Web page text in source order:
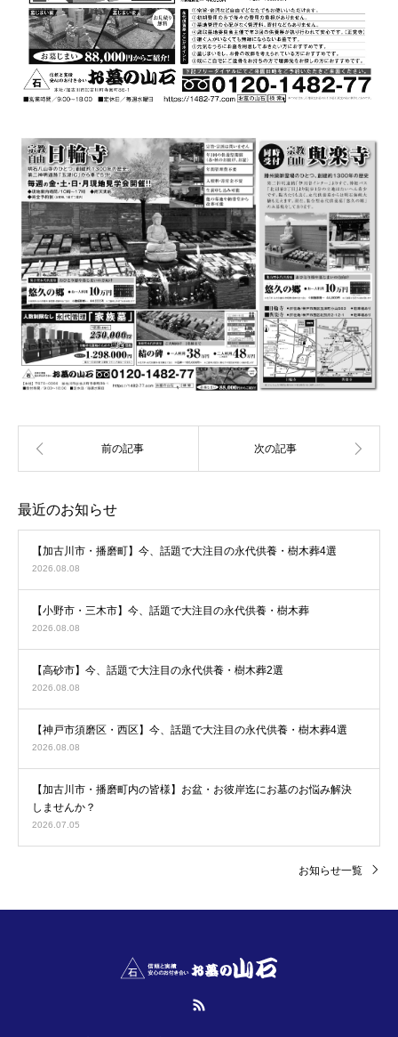
最近のお知らせ
【加古川市・播磨町】今、話題で大注目の永代供養・樹木葬4選
2026.08.08
【小野市・三木市】今、話題で大注目の永代供養・樹木葬
2026.08.08
【高砂市】今、話題で大注目の永代供養・樹木葬2選
2026.08.08
【神戸市須磨区・西区】今、話題で大注目の永代供養・樹木葬4選
2026.08.08
【加古川市・播磨町内の皆様】お盆・お彼岸迄にお墓のお悩み解決
しませんか？
2026.07.05
お知らせ一覧